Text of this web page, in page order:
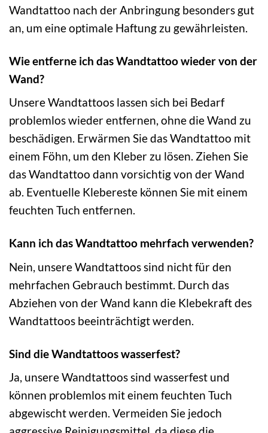
Wandtattoo nach der Anbringung besonders gut
an, um eine optimale Haftung zu gewährleisten.
Wie entferne ich das Wandtattoo wieder von der
Wand?
Unsere Wandtattoos lassen sich bei Bedarf
problemlos wieder entfernen, ohne die Wand zu
beschädigen. Erwärmen Sie das Wandtattoo mit
einem Föhn, um den Kleber zu lösen. Ziehen Sie
das Wandtattoo dann vorsichtig von der Wand
ab. Eventuelle Klebereste können Sie mit einem
feuchten Tuch entfernen.
Kann ich das Wandtattoo mehrfach verwenden?
Nein, unsere Wandtattoos sind nicht für den
mehrfachen Gebrauch bestimmt. Durch das
Abziehen von der Wand kann die Klebekraft des
Wandtattoos beeinträchtigt werden.
Sind die Wandtattoos wasserfest?
Ja, unsere Wandtattoos sind wasserfest und
können problemlos mit einem feuchten Tuch
abgewischt werden. Vermeiden Sie jedoch